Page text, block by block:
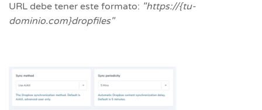
URL debe tener este formato: "https://{tu-
dominio.com}dropfiles"